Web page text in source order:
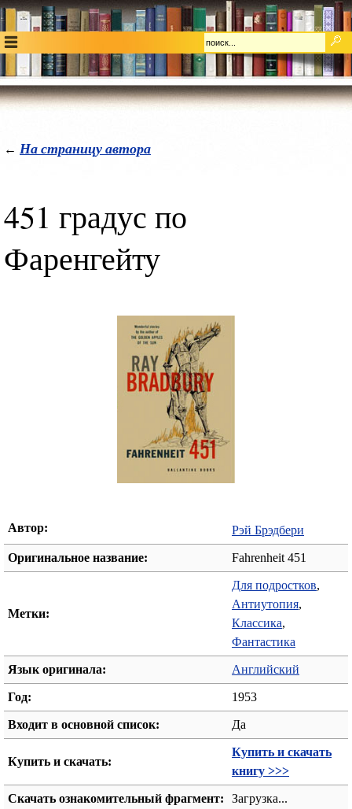
← На страницу автора
451 градус по
Фаренгейту
Автор: Рэй Брэдбери
Оригинальное название: Fahrenheit 451
Метки:
Для подростков,
Антиутопия,
Классика,
Фантастика
Язык оригинала: Английский
Год: 1953
Входит в основной список: Да
Купить и скачать:
Купить и скачать
книгу >>>
Скачать ознакомительный фрагмент: Загрузка...